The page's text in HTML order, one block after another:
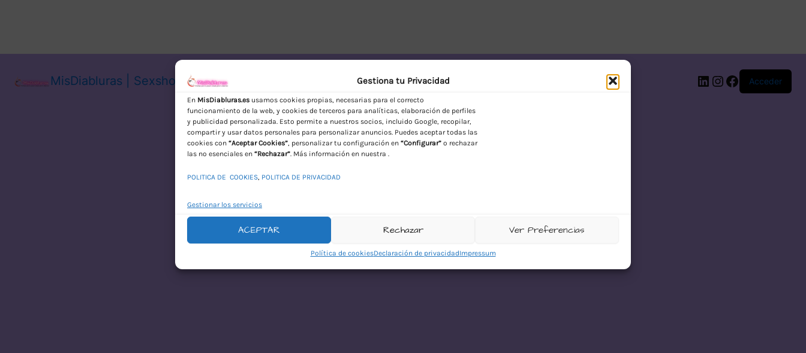
Gestiona tu Privacidad
En MisDiabluras.es usamos cookies propias, necesarias para el correcto
funcionamiento de la web, y cookies de terceros para analíticas, elaboración de perfiles
y publicidad personalizada. Esto permite a nuestros socios, incluido Google, recopilar,
compartir y usar datos personales para personalizar anuncios. Puedes aceptar todas las
cookies con “Aceptar Cookies”, personalizar tu configuración en “Configurar” o rechazar
las no esenciales en “Rechazar”. Más información en nuestra .
POLITICA DE COOKIES, POLITICA DE PRIVACIDAD
Gestionar los servicios
ACEPTAR Rechazar Ver Preferencias
Política de cookiesDeclaración de privacidadImpressum
MisDiabluras | Sexshop Online con Envío Discreto en España
LinkedIn
Instagram
Facebook
Acceder